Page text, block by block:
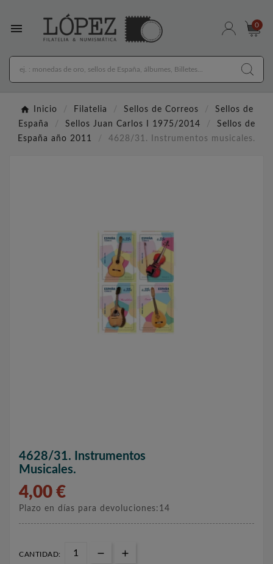
 0
Inicio Filatelia Sellos de Correos
Sellos de
España
Sellos Juan Carlos I 1975/2014
Sellos de
España año 2011
4628/31. Instrumentos musicales.
4628/31. Instrumentos
Musicales.
4,00 €
Plazo en días para devoluciones:14
CANTIDAD: